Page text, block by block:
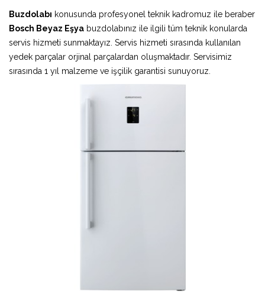
Buzdolabı konusunda profesyonel teknik kadromuz ile beraber
Bosch Beyaz Eşya buzdolabınız ile ilgili tüm teknik konularda
servis hizmeti sunmaktayız. Servis hizmeti sırasında kullanılan
yedek parçalar orjinal parçalardan oluşmaktadır. Servisimiz
sırasında 1 yıl malzeme ve işçilik garantisi sunuyoruz.